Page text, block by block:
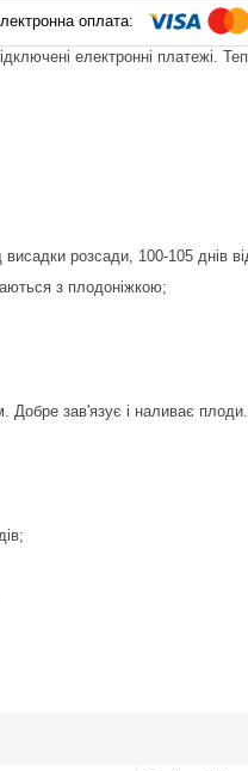
електронні платежі.
висадки розсади, 100-105 днів
з плодоніжкою;
зав'язує і наливає плоди.